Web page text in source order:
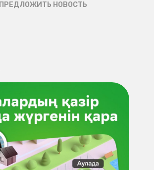
ПРЕДЛОЖИТЬ НОВОСТЬ